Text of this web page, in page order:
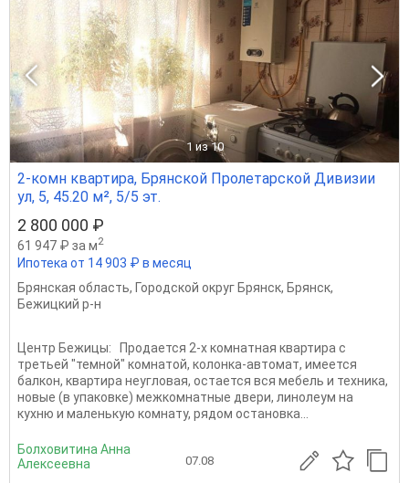
1 из 10
2-комн квартира, Брянской Пролетарской Дивизии
ул, 5, 45.20 м², 5/5 эт.
2 800 000 ₽
61 947 ₽ за м2
Ипотека от 14 903 ₽ в месяц
Брянская область, Городской округ Брянск, Брянск,
Бежицкий р-н
Центр Бежицы: Продается 2-х комнатная квартира с
третьей "темной" комнатой, колонка-автомат, имеется
балкон, квартира неугловая, остается вся мебель и техника,
новые (в упаковке) межкомнатные двери, линолеум на
кухню и маленькую комнату, рядом остановка...
Болховитина Анна
Алексеевна
07.08